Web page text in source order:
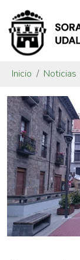
Inicio Noticias